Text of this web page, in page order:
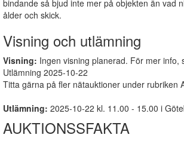
bindande så bjud inte mer på objekten än vad
ålder och skick.
Visning och utlämning
Visning: Ingen visning planerad. För mer info,
Utlämning 2025-10-22
Titta gärna på fler nätauktioner under rubriken
Utlämning: 2025-10-22 kl. 11.00 - 15.00 i
AUKTIONSSFAKTA